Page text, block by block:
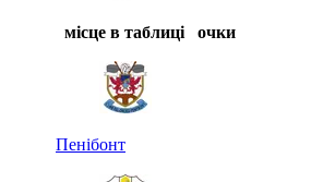
місце в таблиці очки
Пенібонт